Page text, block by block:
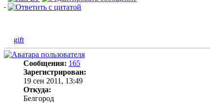
gift
Сообщения: 165
Зарегистрирован:
19 сен 2011, 13:49
Откуда:
Белгород